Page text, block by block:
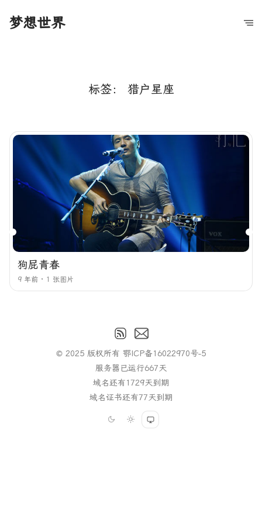
梦想世界
标签： 猎户星座
狗屁青春
9 年前 1 张图片
© 2025 版权所有 鄂ICP备16022970号-5
服务器已运行667天
域名还有1729天到期
域名证书还有77天到期